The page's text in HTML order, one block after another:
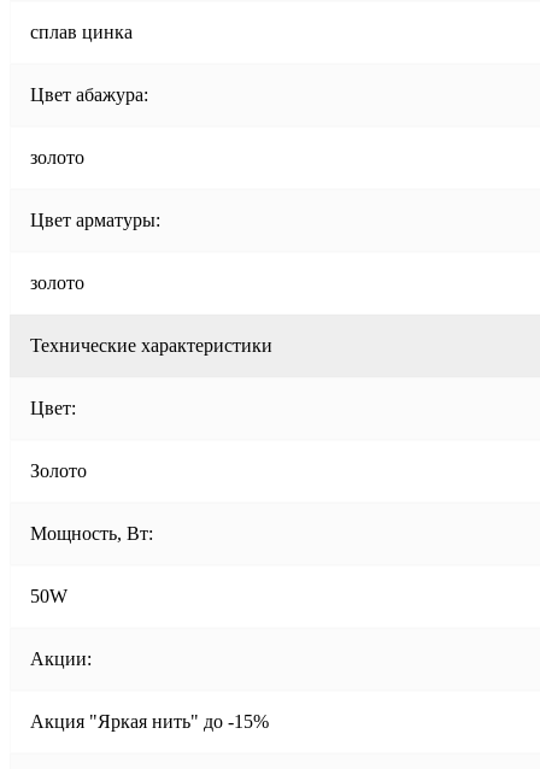
сплав цинка
Цвет абажура:
золото
Цвет арматуры:
золото
Технические характеристики
Цвет:
Золото
Мощность, Вт:
50W
Акции:
Акция "Яркая нить" до -15%